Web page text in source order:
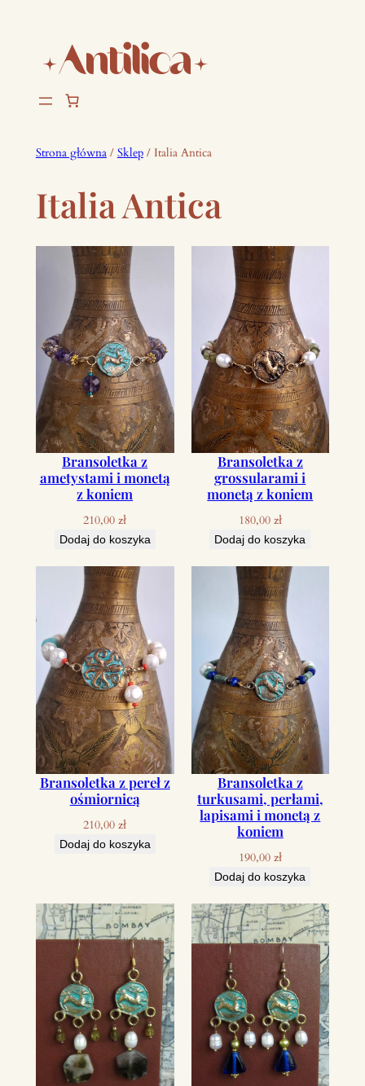
Strona główna/ Sklep/ Italia Antica
Italia Antica
Bransoletka z
ametystami i monetą
z koniem
210,00zł
Dodaj do koszyka
Bransoletka z
grossularami i
monetą z koniem
180,00 zł
Dodaj do koszyka
Bransoletka z pereł z
ośmiornicą
210,00zł
Dodaj do koszyka
Bransoletka z
turkusami, perłami,
lapisami i monetą z
koniem
190,00 zł
Dodaj do koszyka